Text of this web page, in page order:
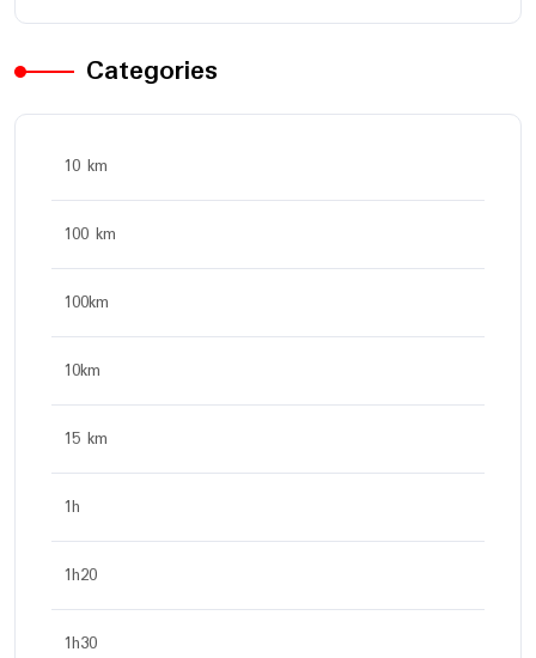
Categories
10 km
100 km
100km
10km
15 km
1h
1h20
1h30